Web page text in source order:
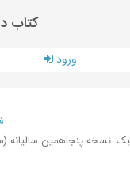
کتاب
ورود
نسخه پنجاهمین سالیانه